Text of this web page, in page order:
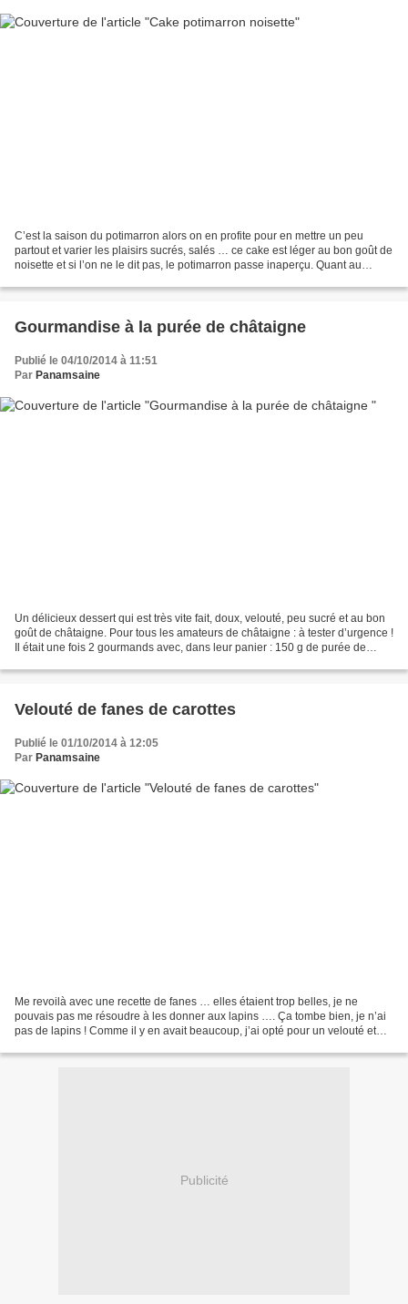
C’est la saison du potimarron alors on en profite pour en mettre un peu
partout et varier les plaisirs sucrés, salés … ce cake est léger au bon goût de
noisette et si l’on ne le dit pas, le potimarron passe inaperçu. Quant au
Gourmandise à la purée de châtaigne
Publié le 04/10/2014 à 11:51
Par Panamsaine
Un délicieux dessert qui est très vite fait, doux, velouté, peu sucré et au bon
goût de châtaigne. Pour tous les amateurs de châtaigne : à tester d’urgence !
Il était une fois 2 gourmands avec, dans leur panier : 150 g de purée de
Velouté de fanes de carottes
Publié le 01/10/2014 à 12:05
Par Panamsaine
Me revoilà avec une recette de fanes … elles étaient trop belles, je ne
pouvais pas me résoudre à les donner aux lapins …. Ça tombe bien, je n’ai
pas de lapins ! Comme il y en avait beaucoup, j’ai opté pour un velouté et
Publicité